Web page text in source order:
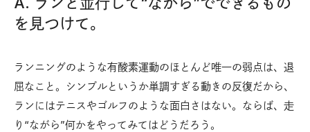
を見つけて。
ランニングのような有酸素運動のほとんど唯一の弱点は、退
屈なこと。シンプルというか単調すぎる動きの反復だから、
ランにはテニスやゴルフのような面白さはない。ならば、走
り“ながら”何かをやってみてはどうだろう。